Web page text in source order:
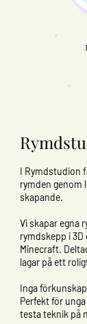
I Rymdstudion
rymden genom
skapande.
Vi skapar egna
rymdskepp i
Minecraft.
lagar på ett
Inga
Perfekt för
testa teknik på